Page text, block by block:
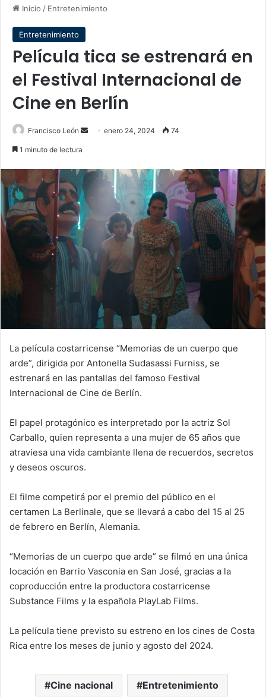
Inicio / Entretenimiento
Entretenimiento
Película tica se estrenará en
el Festival Internacional de
Cine en Berlín
Francisco León
Sendenero 24, 2024 74
1 minuto de lectura
La película costarricense “Memorias de un cuerpo que
arde”, dirigida por Antonella Sudasassi Furniss, se
estrenará en las pantallas del famoso Festival
Internacional de Cine de Berlín.
El papel protagónico es interpretado por la actriz Sol
Carballo, quien representa a una mujer de 65 años que
atraviesa una vida cambiante llena de recuerdos, secretos
y deseos oscuros.
El filme competirá por el premio del público en el
certamen La Berlinale, que se llevará a cabo del 15 al 25
de febrero en Berlín, Alemania.
“Memorias de un cuerpo que arde” se filmó en una única
locación en Barrio Vasconia en San José, gracias a la
coproducción entre la productora costarricense
Substance Films y la española PlayLab Films.
La película tiene previsto su estreno en los cines de Costa
Rica entre los meses de junio y agosto del 2024.
Cine nacional Entretenimiento